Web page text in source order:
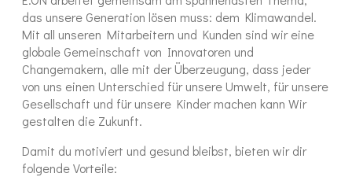
das unsere Generation lösen muss: dem Klimawandel.
Mit all unseren Mitarbeitern und Kunden sind wir eine
globale Gemeinschaft von Innovatoren und
Changemakern, alle mit der Überzeugung, dass jeder
von uns einen Unterschied für unsere Umwelt, für unsere
Gesellschaft und für unsere Kinder machen kann Wir
gestalten die Zukunft.
Damit du motiviert und gesund bleibst, bieten wir dir
folgende Vorteile: